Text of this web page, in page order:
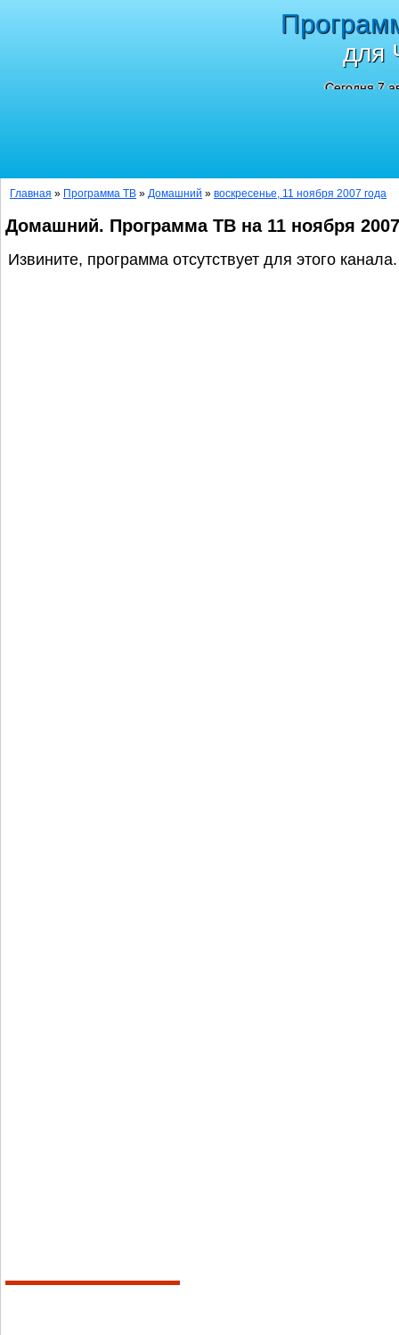
для
Сегодня 7
Главная » Программа ТВ » Домашний » воскресенье, 11 ноября 2007 года
Домашний. Программа ТВ на 11 ноября 2007
Извините, программа отсутствует для этого канала.